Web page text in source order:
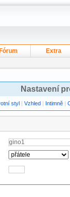
Fórum Extra
Nastavení
styl| Vzhled| Intimně|